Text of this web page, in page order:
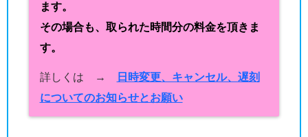
ます。
その場合も、取られた時間分の料金を頂きま
す。
詳しくは →
日時変更、キャンセル、遅刻
についてのお知らせとお願い